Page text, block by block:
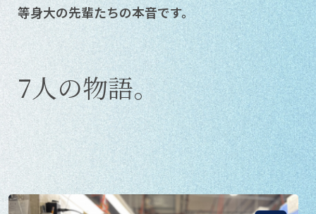
所
｜
製
造・
技
術・
等身大の先輩たちの本音です。
7人の物語。